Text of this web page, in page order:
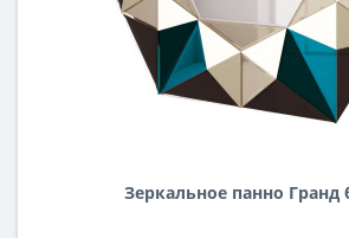
Зеркальное панно Гранд